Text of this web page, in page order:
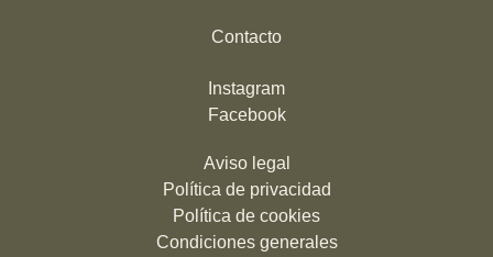
Contacto
Instagram
Facebook
Aviso legal
Política de privacidad
Política de cookies
Condiciones generales